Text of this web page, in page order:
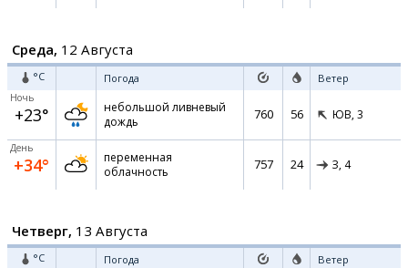
Среда, 12 Августа
°C Погода Ветер
Ночь
+23°
небольшой ливневый
дождь
760 56 ЮВ, 3
День
+34°
переменная
облачность
757 24 З, 4
Четверг, 13 Августа
°C Погода Ветер